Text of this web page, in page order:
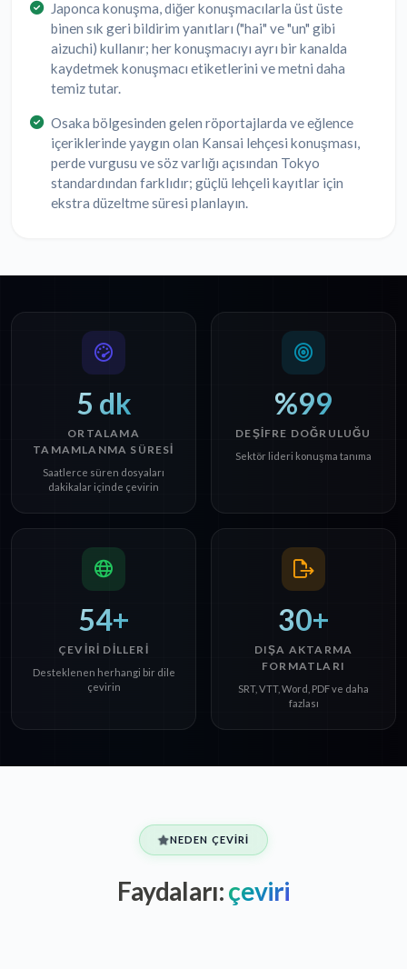
Japonca konuşma, diğer konuşmacılarla üst üste
binen sık geri bildirim yanıtları ("hai" ve "un" gibi
aizuchi) kullanır; her konuşmacıyı ayrı bir kanalda
kaydetmek konuşmacı etiketlerini ve metni daha
temiz tutar.
Osaka bölgesinden gelen röportajlarda ve eğlence
içeriklerinde yaygın olan Kansai lehçesi konuşması,
perde vurgusu ve söz varlığı açısından Tokyo
standardından farklıdır; güçlü lehçeli kayıtlar için
ekstra düzeltme süresi planlayın.
5 dk
ORTALAMA
TAMAMLANMA SÜRESI
Saatlerce süren dosyaları
dakikalar içinde çevirin
%99
DEŞIFRE DOĞRULUĞU
Sektör lideri konuşma tanıma
54+
ÇEVIRI DILLERI
Desteklenen herhangi bir dile
çevirin
30+
DIŞA AKTARMA
FORMATLARI
SRT, VTT, Word, PDF ve daha
fazlası
NEDEN ÇEVIRI
Faydaları:çeviri